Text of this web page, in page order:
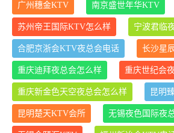
广州穗金KTV 南京盛世年华KTV
苏州帝王国际KTV怎么样 宁波君临
合肥京浙会KTV夜总会电话 长沙星
重庆迪拜夜总会怎么样 重庆世纪会
重庆新金色天空夜总会怎么样 昆明
昆明楚天KTV会所 无锡夜色国际夜